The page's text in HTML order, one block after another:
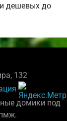
дешевых до
132
домики под